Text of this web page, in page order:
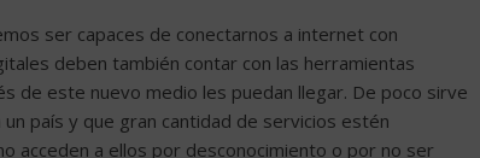
ser capaces de conectarnos a internet con
deben también contar con las herramientas
de este nuevo medio les puedan llegar. De poco sirve
país y que gran cantidad de servicios estén
acceden a ellos por desconocimiento o por no ser